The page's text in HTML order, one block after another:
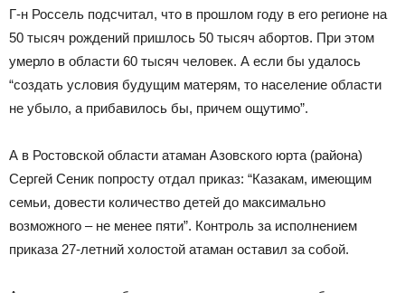
Г-н Россель подсчитал, что в прошлом году в его регионе на
50 тысяч рождений пришлось 50 тысяч абортов. При этом
умерло в области 60 тысяч человек. А если бы удалось
“создать условия будущим матерям, то население области
не убыло, а прибавилось бы, причем ощутимо”.
А в Ростовской области атаман Азовского юрта (района)
Сергей Сеник попросту отдал приказ: “Казакам, имеющим
семьи, довести количество детей до максимально
возможного – не менее пяти”. Контроль за исполнением
приказа 27-летний холостой атаман оставил за собой.